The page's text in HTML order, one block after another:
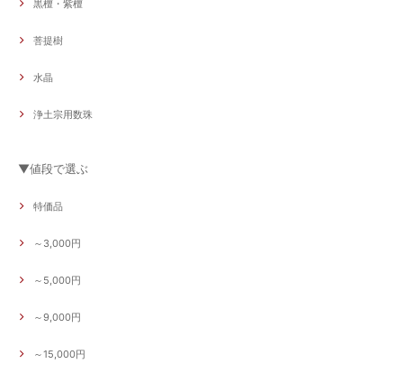
黒檀・紫檀
菩提樹
水晶
浄土宗用数珠
▼値段で選ぶ
特価品
～3,000円
～5,000円
～9,000円
～15,000円